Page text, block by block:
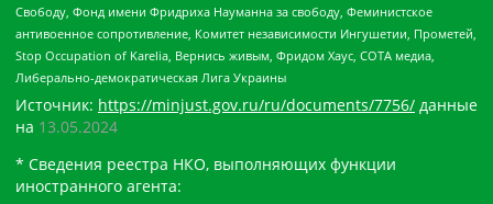
Свободу, Фонд имени Фридриха Науманна за свободу, Феминистское
антивоенное сопротивление, Комитет независимости Ингушетии, Прометей,
Stop Occupation of Karelia, Вернись живым, Фридом Хаус, СОТА медиа,
Либерально-демократическая Лига Украины
Источник: https://minjust.gov.ru/ru/documents/7756/ данные
на 13.05.2024
* Сведения реестра НКО, выполняющих функции
иностранного агента: